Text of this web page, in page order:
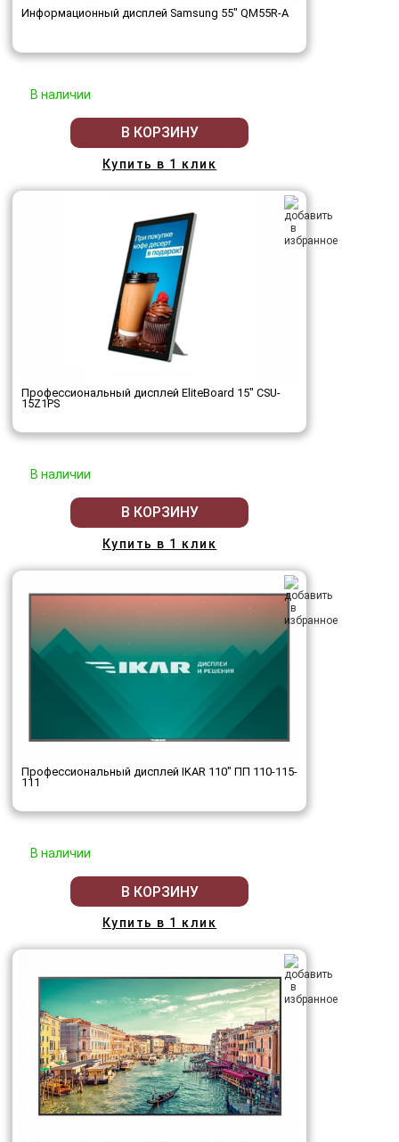
Информационный дисплей Samsung 55" QM55R-A
В наличии
В КОРЗИНУ
Купить в 1 клик
Профессиональный дисплей EliteBoard 15" CSU-
15Z1PS
В наличии
В КОРЗИНУ
Купить в 1 клик
Профессиональный дисплей IKAR 110" ПП 110-115-
111
В наличии
В КОРЗИНУ
Купить в 1 клик